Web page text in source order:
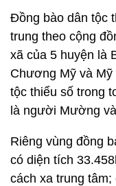
Đồng bào dân tộc
trung theo cộng
xã của 5 huyện là
Chương Mỹ và
tộc thiểu số trong
là người Mường
Riêng vùng đồng
có diện tích
cách xa trung